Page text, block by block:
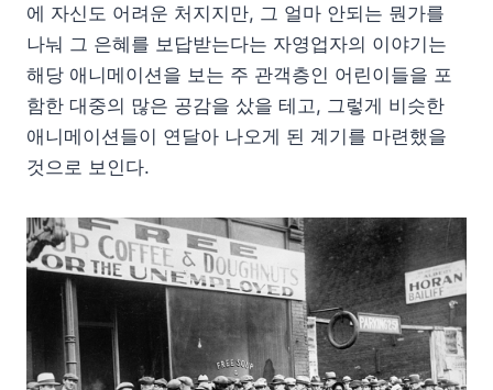
에 자신도 어려운 처지지만, 그 얼마 안되는 뭔가를
나눠 그 은혜를 보답받는다는 자영업자의 이야기는
해당 애니메이션을 보는 주 관객층인 어린이들을 포
함한 대중의 많은 공감을 샀을 테고, 그렇게 비슷한
애니메이션들이 연달아 나오게 된 계기를 마련했을
것으로 보인다.